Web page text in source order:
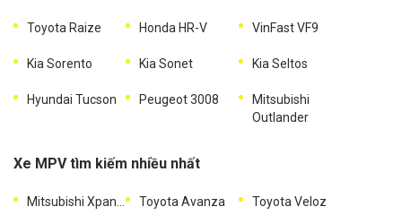
Toyota Raize Honda HR-V VinFast VF9
Kia Sorento Kia Sonet Kia Seltos
Hyundai Tucson Peugeot 3008
Mitsubishi
Outlander
Xe MPV tìm kiếm nhiều nhất
Toyota Avanza Toyota Veloz